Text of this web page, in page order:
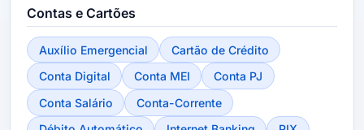
Contas e Cartões
Auxílio Emergencial
Cartão de Crédito
Conta Digital
Conta MEI
Conta PJ
Conta Salário
Conta-Corrente